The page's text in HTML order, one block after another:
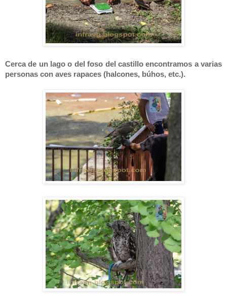
Cerca de un lago o del foso del castillo encontramos a varias
personas con aves rapaces (halcones, búhos, etc.).